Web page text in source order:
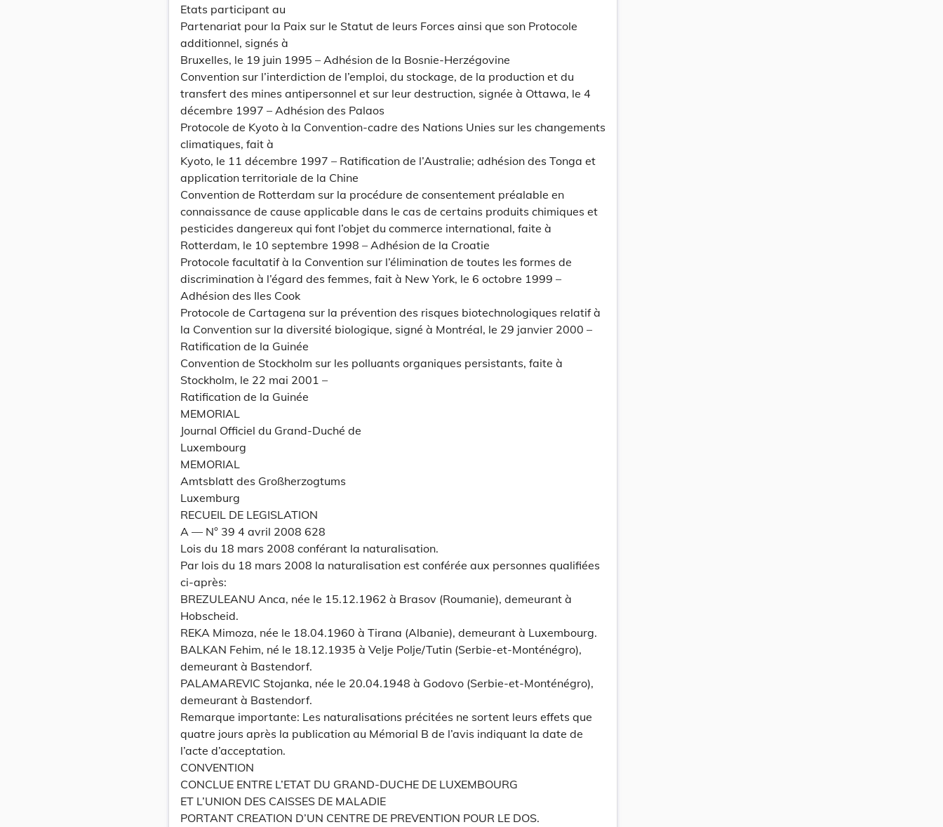
Etats participant au
Partenariat pour la Paix sur le Statut de leurs Forces ainsi que son Protocole
additionnel, signés à
Bruxelles, le 19 juin 1995 – Adhésion de la Bosnie-Herzégovine
Convention sur l’interdiction de l’emploi, du stockage, de la production et du
transfert des mines antipersonnel et sur leur destruction, signée à Ottawa, le 4
décembre 1997 – Adhésion des Palaos
Protocole de Kyoto à la Convention-cadre des Nations Unies sur les changements
climatiques, fait à
Kyoto, le 11 décembre 1997 – Ratification de l’Australie; adhésion des Tonga et
application territoriale de la Chine
Convention de Rotterdam sur la procédure de consentement préalable en
connaissance de cause applicable dans le cas de certains produits chimiques et
pesticides dangereux qui font l’objet du commerce international, faite à
Rotterdam, le 10 septembre 1998 – Adhésion de la Croatie
Protocole facultatif à la Convention sur l’élimination de toutes les formes de
discrimination à l’égard des femmes, fait à New York, le 6 octobre 1999 –
Adhésion des Iles Cook
Protocole de Cartagena sur la prévention des risques biotechnologiques relatif à
la Convention sur la diversité biologique, signé à Montréal, le 29 janvier 2000 –
Ratification de la Guinée
Convention de Stockholm sur les polluants organiques persistants, faite à
Stockholm, le 22 mai 2001 –
Ratification de la Guinée
MEMORIAL
Journal Officiel du Grand-Duché de
Luxembourg
MEMORIAL
Amtsblatt des Großherzogtums
Luxemburg
RECUEIL DE LEGISLATION
A –– N° 39 4 avril 2008 628
Lois du 18 mars 2008 conférant la naturalisation.
Par lois du 18 mars 2008 la naturalisation est conférée aux personnes qualifiées
ci-après:
BREZULEANU Anca, née le 15.12.1962 à Brasov (Roumanie), demeurant à
Hobscheid.
REKA Mimoza, née le 18.04.1960 à Tirana (Albanie), demeurant à Luxembourg.
BALKAN Fehim, né le 18.12.1935 à Velje Polje/Tutin (Serbie-et-Monténégro),
demeurant à Bastendorf.
PALAMAREVIC Stojanka, née le 20.04.1948 à Godovo (Serbie-et-Monténégro),
demeurant à Bastendorf.
Remarque importante: Les naturalisations précitées ne sortent leurs effets que
quatre jours après la publication au Mémorial B de l’avis indiquant la date de
l’acte d’acceptation.
CONVENTION
CONCLUE ENTRE L’ETAT DU GRAND-DUCHE DE LUXEMBOURG
ET L’UNION DES CAISSES DE MALADIE
PORTANT CREATION D’UN CENTRE DE PREVENTION POUR LE DOS.